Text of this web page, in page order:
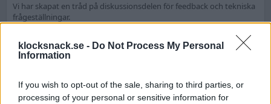
klocksnack.se - Do Not Process My Personal
Information
If you wish to opt-out of the sale, sharing to third parties, or
processing of your personal or sensitive information for
Vi har skapat en tråd på diskussionsdelen för feedback och tekniska
frågeställningar.
Tack för att ni är med och skapar Skandinaviens bästa klockforum!
/Hook & Leben
Medlemmar